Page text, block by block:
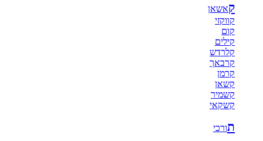
קאשאן
קווקזי
קום
קילים
קלרדש
קרבאך
קרמן
קשאן
קשמיר
קשקאי
תורכי